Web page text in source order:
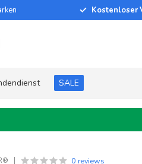
Kostenloser
SALE
0 reviews